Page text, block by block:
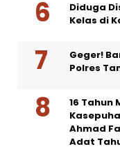
Diduga
Kelas di
Geger!
Polres
16 Tahun
Ahmad
Adat